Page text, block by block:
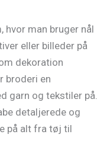
hvor man bruger nål
eller billeder på
dekoration
broderi en
garn og tekstiler på.
detaljerede og
på alt fra tøj til